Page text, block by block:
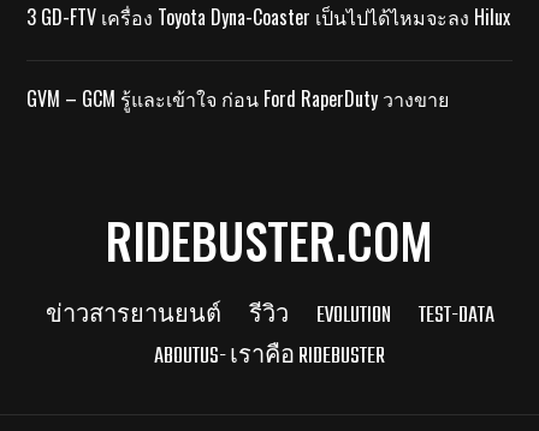
3 GD-FTV เครื่อง Toyota Dyna-Coaster เป็นไปได้ไหมจะลง Hilux
GVM – GCM รู้และเข้าใจ ก่อน Ford RaperDuty วางขาย
RIDEBUSTER.COM
ข่าวสารยานยนต์ รีวิว EVOLUTION
TEST-DATA
ABOUTUS- เราคือ RIDEBUSTER